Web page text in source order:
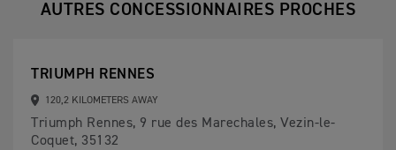
AUTRES CONCESSIONNAIRES PROCHES
TRIUMPH RENNES
120,2 KILOMETERS AWAY
Triumph Rennes, 9 rue des Marechales, Vezin-le-
Coquet, 35132